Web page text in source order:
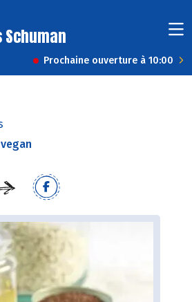
Schuman
Prochaine ouverture à 10:00